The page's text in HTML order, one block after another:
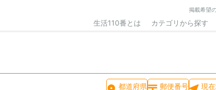
掲載希望
生活110番とは カテゴリから探す
都道府県 郵便番号 現